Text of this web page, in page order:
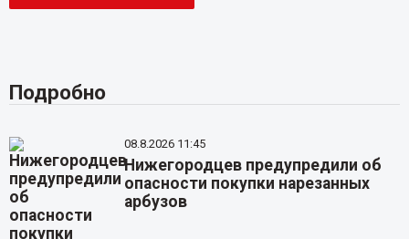
Подробно
08.8.2026 11:45
Нижегородцев предупредили об
опасности покупки нарезанных
арбузов